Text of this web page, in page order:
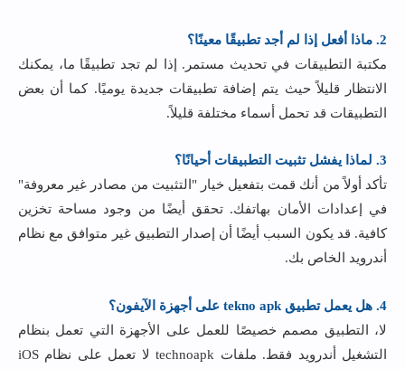
2. ماذا أفعل إذا لم أجد تطبيقًا معينًا؟
مكتبة التطبيقات في تحديث مستمر. إذا لم تجد تطبيقًا ما، يمكنك
الانتظار قليلاً حيث يتم إضافة تطبيقات جديدة يوميًا. كما أن بعض
التطبيقات قد تحمل أسماء مختلفة قليلاً.
3. لماذا يفشل تثبيت التطبيقات أحيانًا؟
تأكد أولاً من أنك قمت بتفعيل خيار "التثبيت من مصادر غير معروفة"
في إعدادات الأمان بهاتفك. تحقق أيضًا من وجود مساحة تخزين
كافية. قد يكون السبب أيضًا أن إصدار التطبيق غير متوافق مع نظام
أندرويد الخاص بك.
4. هل يعمل تطبيق tekno apk على أجهزة الآيفون؟
لا، التطبيق مصمم خصيصًا للعمل على الأجهزة التي تعمل بنظام
التشغيل أندرويد فقط. ملفات technoapk لا تعمل على نظام iOS